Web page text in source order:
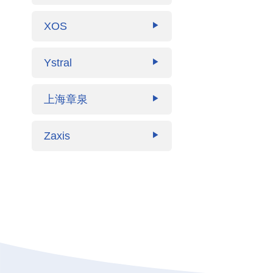
XOS ▶
Ystral ▶
上海章泉 ▶
Zaxis ▶